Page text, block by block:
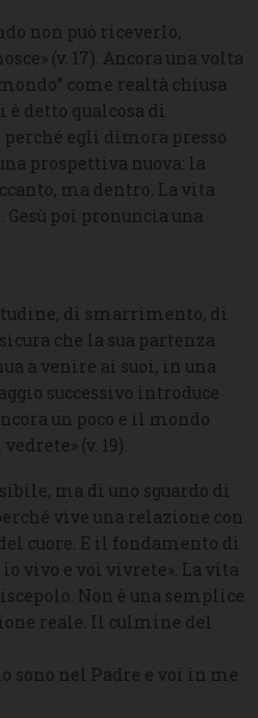
non può riceverlo,
(v. 17). Ancora una volta
come realtà chiusa
detto qualcosa di
perché egli dimora presso
prospettiva nuova: la
ma dentro. La vita
poi pronuncia una
di smarrimento, di
che la sua partenza
a venire ai suoi, in una
successivo introduce
un poco e il mondo
(v. 19).
ma di uno sguardo di
vive una relazione con
cuore. E il fondamento di
vivo e voi vivrete». La vita
Non è una semplice
reale. Il culmine del
sono nel Padre e voi in me